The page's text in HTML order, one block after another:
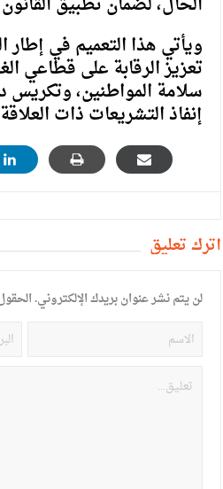
ويأتي هذا التعميم في إطار
تعزيز الرقابة على قطاعي
سلامة المواطنين، وتكريس
إنفاذ التشريعات ذات
أترك تعليق
لن يتم نشر عنوان بريدك الإلكتروني.